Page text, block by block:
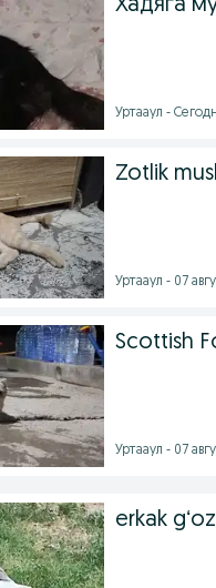
Хадяга
Уртааул -
Zotlik
Уртааул - 07
Scottish
Уртааул - 07
erkak